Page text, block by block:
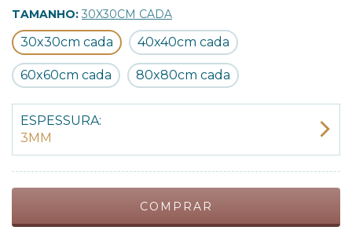
TAMANHO: 30X30CM CADA
30x30cm cada 40x40cm cada
60x60cm cada 80x80cm cada
ESPESSURA:
3MM